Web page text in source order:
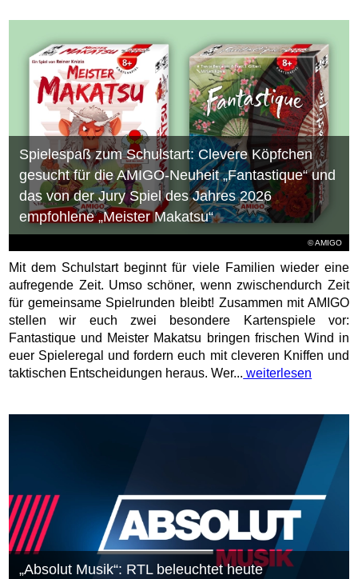
© AMIGO
Spielespaß zum Schulstart: Clevere Köpfchen
gesucht für die AMIGO-Neuheit „Fantastique“ und
das von der Jury Spiel des Jahres 2026
empfohlene „Meister Makatsu“
Mit dem Schulstart beginnt für viele Familien wieder eine
aufregende Zeit. Umso schöner, wenn zwischendurch Zeit
für gemeinsame Spielrunden bleibt! Zusammen mit AMIGO
stellen wir euch zwei besondere Kartenspiele vor:
Fantastique und Meister Makatsu bringen frischen Wind in
euer Spieleregal und fordern euch mit cleveren Kniffen und
taktischen Entscheidungen heraus. Wer... weiterlesen
„Absolut Musik“: RTL beleuchtet heute